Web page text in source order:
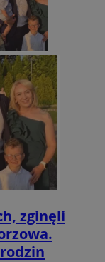
zginęli